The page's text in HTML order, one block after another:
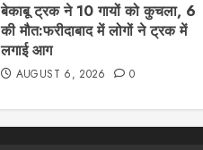
बेकाबू ट्रक ने 10 गायों को कुचला, 6
की मौत:फरीदाबाद में लोगों ने ट्रक में
लगाई आग
AUGUST 6, 2026 0